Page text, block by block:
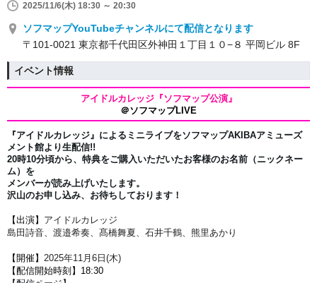
2025/11/6(木) 18:30 ～ 20:30
ソフマップYouTubeチャンネルにて配信となります
〒101-0021 東京都千代田区外神田１丁目１０−８ 平岡ビル 8F
イベント情報
アイドルカレッジ『ソフマップ公演』
＠ソフマップLIVE
『アイドルカレッジ』によるミニライブをソフマップAKIBAアミューズ
メント館より生配信!!
20時10分頃から、特典をご購入いただいたお客様のお名前（ニックネー
ム）を
メンバーが読み上げいたします。
沢山のお申し込み、お待ちしております！
【出演】 アイドルカレッジ
島田詩音、渡邉希奏、髙橋舞夏、 石井千鶴、 熊里あかり
【開催】 2025年11月6 日(木)
【配信開始時刻】18:30